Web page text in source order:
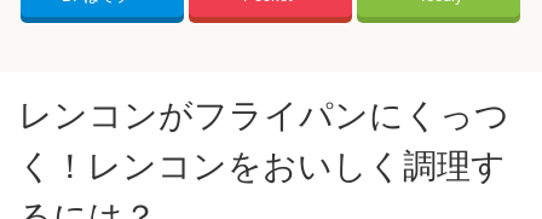
レンコンがフライパンにくっつ
く！レンコンをおいしく調理す